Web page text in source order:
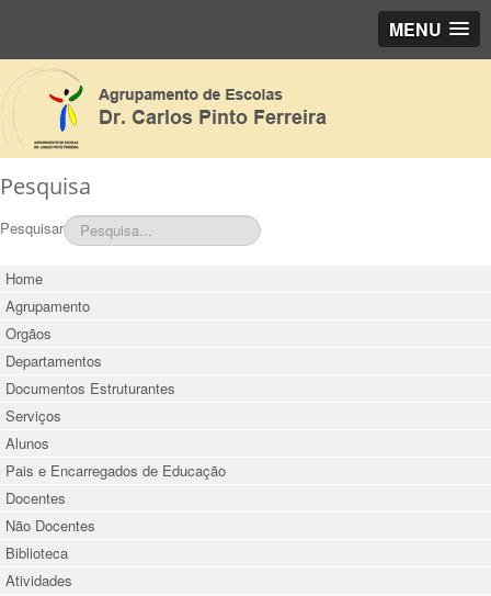
MENU
Pesquisa
Pesquisar
Home
Agrupamento
Orgãos
Departamentos
Documentos Estruturantes
Serviços
Alunos
Pais e Encarregados de Educação
Docentes
Não Docentes
Biblioteca
Atividades